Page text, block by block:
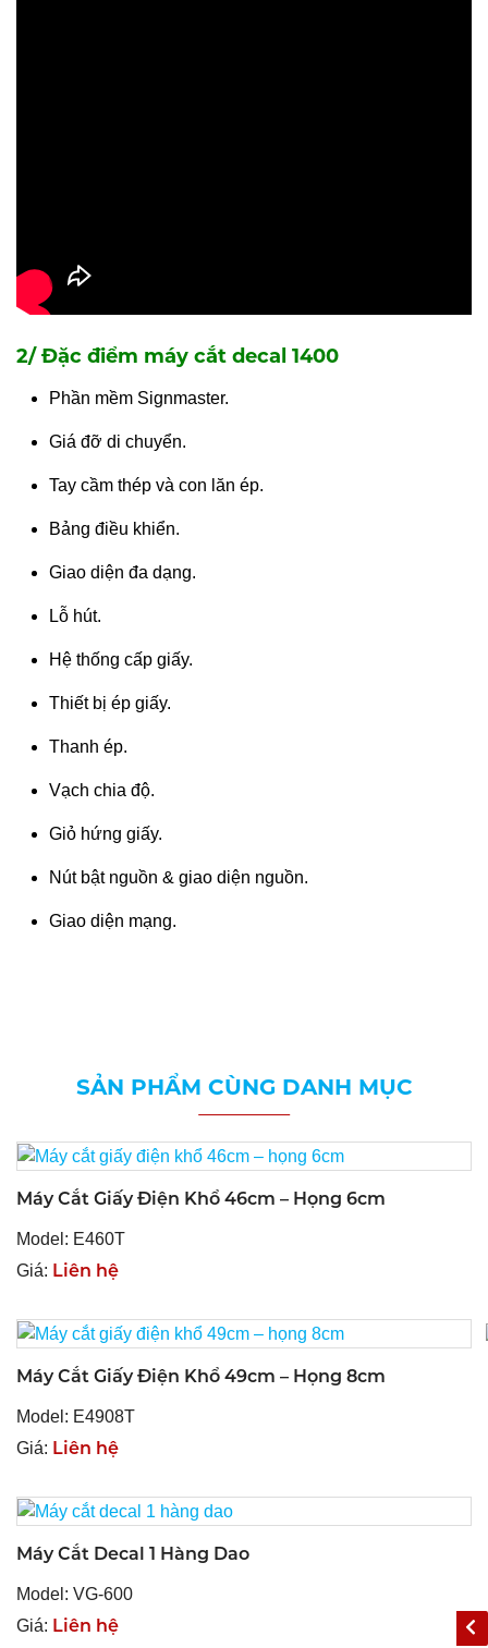
2/ Đặc điểm máy cắt decal 1400
Phần mềm Signmaster.
Giá đỡ di chuyển.
Tay cầm thép và con lăn ép.
Bảng điều khiển.
Giao diện đa dạng.
Lỗ hút.
Hệ thống cấp giấy.
Thiết bị ép giấy.
Thanh ép.
Vạch chia độ.
Giỏ hứng giấy.
Nút bật nguồn & giao diện nguồn.
Giao diện mạng.
SẢN PHẨM CÙNG DANH MỤC
Máy Cắt Giấy Điện Khổ 46cm – Họng 6cm
Model: E460T
Giá: Liên hệ
Máy Cắt Giấy Điện Khổ 49cm – Họng 8cm
Model: E4908T
Giá: Liên hệ
Máy Cắt Decal 1 Hàng Dao
Model: VG-600
Giá: Liên hệ